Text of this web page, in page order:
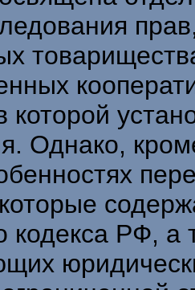
которой
Однако,
кодекса РФ,